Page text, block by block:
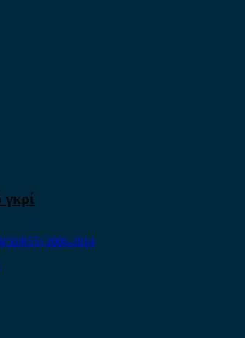
R55) 2006-2014